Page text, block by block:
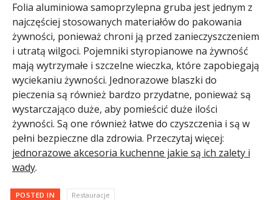
Folia aluminiowa samoprzylepna gruba jest jednym z
najczęściej stosowanych materiałów do pakowania
żywności, ponieważ chroni ją przed zanieczyszczeniem
i utratą wilgoci. Pojemniki styropianowe na żywność
mają wytrzymałe i szczelne wieczka, które zapobiegają
wyciekaniu żywności. Jednorazowe blaszki do
pieczenia są również bardzo przydatne, ponieważ są
wystarczająco duże, aby pomieścić duże ilości
żywności. Są one również łatwe do czyszczenia i są w
pełni bezpieczne dla zdrowia. Przeczytaj więcej:
jednorazowe akcesoria kuchenne jakie są ich zalety i
wady.
POSTED IN Restauracje